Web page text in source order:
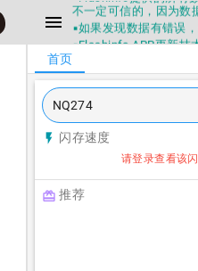
menu
不一定可信的，因为数
▪如果发现数据有错误
▪Flashinfo APP更新技
▪Flashinfo提供的所有
不一定可信的，因为数
▪如果发现数据有错误
▪Flashinfo APP更新技
flash_on 闪存速度
请登录查看该
redeem 推荐
首页